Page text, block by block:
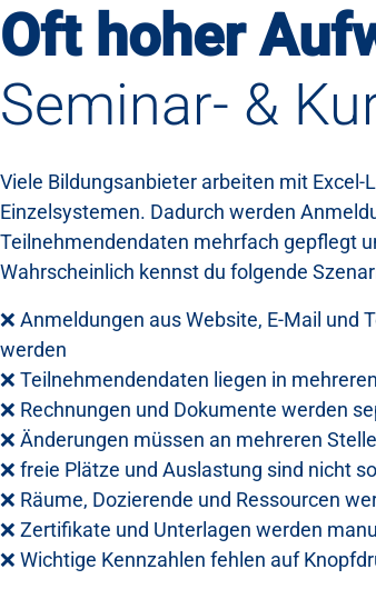
Oft hoher
Seminar- &
Viele Bildungsanbieter arbeiten mit Excel-
Einzelsystemen. Dadurch werden
Teilnehmendendaten mehrfach gepflegt
Wahrscheinlich kennst du folgende
❌ Anmeldungen aus Website, E-Mail und
werden
❌ Teilnehmendendaten liegen in
❌ Rechnungen und Dokumente werden
❌ Änderungen müssen an mehreren
❌ freie Plätze und Auslastung sind nicht
❌ Räume, Dozierende und Ressourcen
❌ Zertifikate und Unterlagen werden
❌ Wichtige Kennzahlen fehlen auf